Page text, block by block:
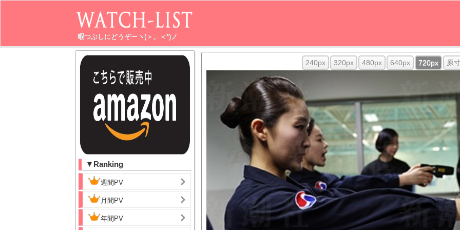
暇つぶしにどうぞーヽ(＞。＜*)ノ
▼Ranking
週間PV
月間PV
年間PV
240px 320px 480px 640px 720px 原